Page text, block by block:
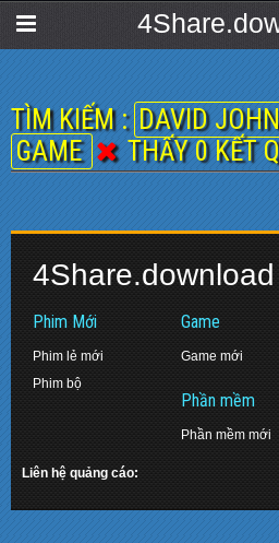
TÌM KIẾM : DAVID
GAME
THẤY 0 KẾT
4Share.download
Phim Mới
Phim lẻ mới
Phim bộ
Game
Game mới
Phần mềm
Phần mềm mới
Liên hệ quảng cáo: